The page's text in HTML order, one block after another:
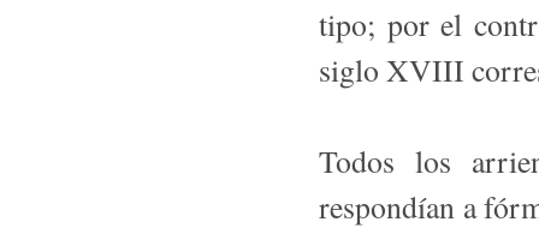
tipo; por el
siglo XVIII
Todos los
respondían a